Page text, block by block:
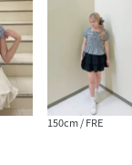
150cm / FRE